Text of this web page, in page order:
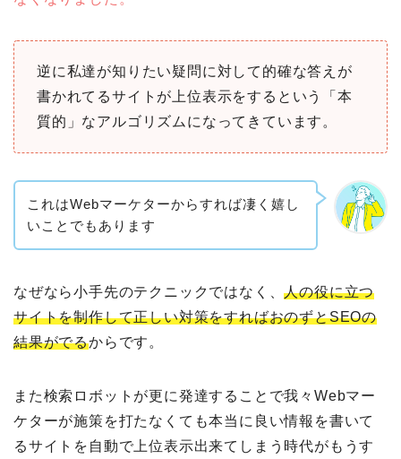
逆に私達が知りたい疑問に対して的確な答えが
書かれてるサイトが上位表示をするという「本
質的」なアルゴリズムになってきています。
これはWebマーケターからすれば凄く嬉し
いことでもあります
なぜなら小手先のテクニックではなく、人の役に立つ
サイトを制作して正しい対策をすればおのずとSEOの
結果がでるからです。
また検索ロボットが更に発達することで我々Webマー
ケターが施策を打たなくても本当に良い情報を書いて
るサイトを自動で上位表示出来てしまう時代がもうす